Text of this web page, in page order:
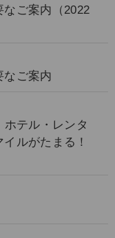
ご案内（2022
なご案内
テル・レンタ
ルがたまる！